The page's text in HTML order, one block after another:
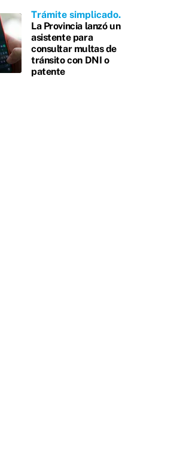
Trámite simplicado
La Provincia lanzó un
asistente para
consultar multas de
tránsito con DNI o
patente